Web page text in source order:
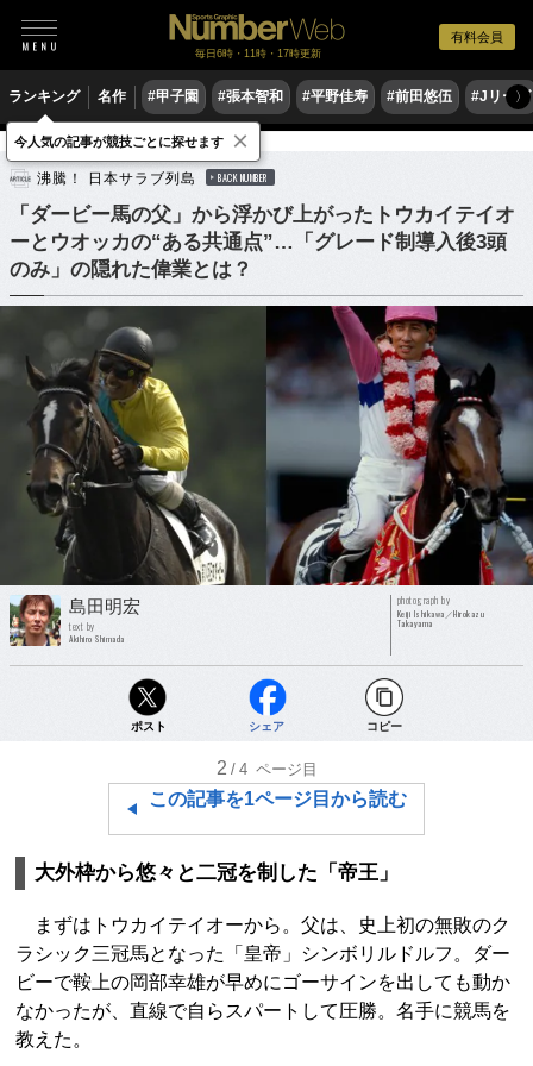
有料会員
毎日6時・11時・17時更新
ランキング 名作 #甲子園 #張本智和 #平野佳寿 #前田悠伍 #Jリーグ
〉
競馬
沸騰！ 日本サラブ列島 BACK NUMBER
「ダービー馬の父」から浮かび上がったトウカイテイオ
ーとウオッカの“ある共通点”…「グレード制導入後3頭
のみ」の隠れた偉業とは？
島田明宏
text by
Akihiro Shimada
photograph by
Keiji Ishikawa／Hirokazu
Takayama
ポスト シェア コピー
2 /4 ページ目
この記事を1ページ目から読む
大外枠から悠々と二冠を制した「帝王」
まずはトウカイテイオーから。父は、史上初の無敗のク
ラシック三冠馬となった「皇帝」シンボリルドルフ。ダー
ビーで鞍上の岡部幸雄が早めにゴーサインを出しても動か
なかったが、直線で自らスパートして圧勝。名手に競馬を
教えた。
今人気の記事が競技ごとに探せます ×